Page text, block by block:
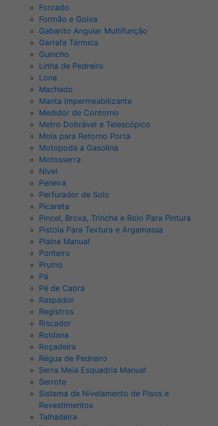
Forcado
Formão e Goiva
Gabarito Angular Multifunção
Garrafa Térmica
Guincho
Linha de Pedreiro
Lona
Machado
Manta Impermeabilizante
Medidor de Contorno
Metro Dobrável e Telescópico
Mola para Retorno Porta
Motopoda a Gasolina
Motosserra
Nível
Peneira
Perfurador de Solo
Picareta
Pincel, Broxa, Trincha e Rolo Para Pintura
Pistola Para Textura e Argamassa
Plaina Manual
Ponteiro
Prumo
Pá
Pé de Cabra
Raspador
Registros
Riscador
Roldana
Roçadeira
Régua de Pedreiro
Serra Meia Esquadria Manual
Serrote
Sistema de Nivelamento de Pisos e
Revestimentos
Talhadeira